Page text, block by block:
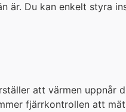
är. Du kan enkelt styra
att värmen
fjärrkontrollen att